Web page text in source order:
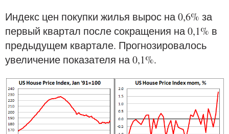
Индекс цен покупки жилья вырос на 0,6% за
первый квартал после сокращения на 0,1% в
предыдущем квартале. Прогнозировалось
увеличение показателя на 0,1%.